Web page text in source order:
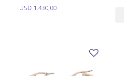
USD 1.430,00